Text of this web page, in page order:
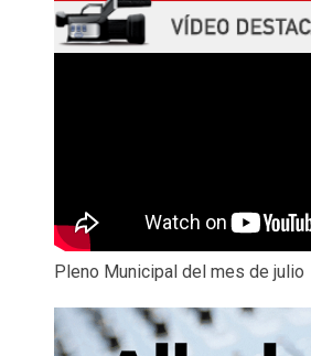
Pleno Municipal del mes de julio